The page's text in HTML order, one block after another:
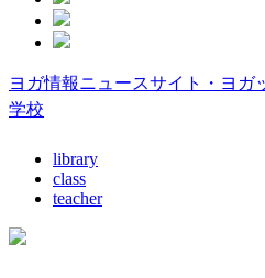
ヨガ情報ニュースサイト・ヨガ
学校
library
class
teacher